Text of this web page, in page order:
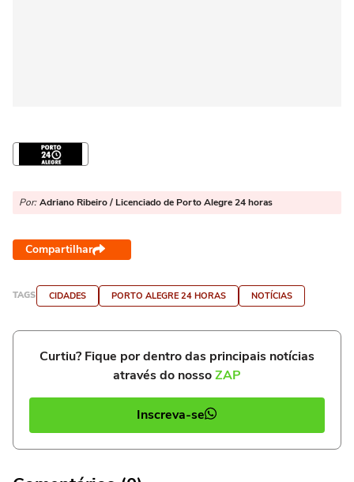
Por: Adriano Ribeiro / Licenciado de Porto Alegre 24 horas
Compartilhar
TAGS CIDADES PORTO ALEGRE 24 HORAS NOTÍCIAS
Curtiu? Fique por dentro das principais notícias
através do nossoZAP
Inscreva-se